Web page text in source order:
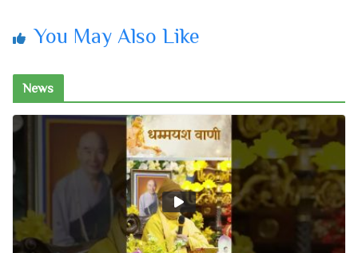
You May Also Like
News